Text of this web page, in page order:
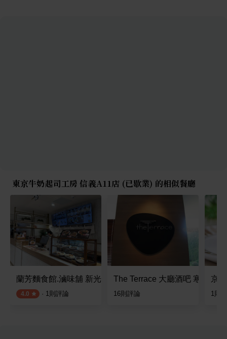
東京牛奶起司工房 信義A11店 (已歇業) 的相似餐廳
蘭芳麵食館.滷味舖 新光三越A8店
4.0 · 1則評論
The Terrace 大廳酒吧 寒舍艾
16則評論
京
1則